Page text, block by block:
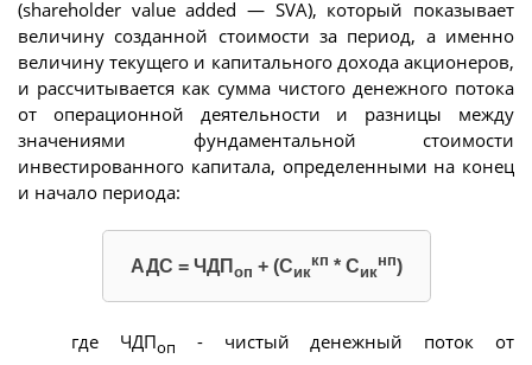
(shareholder value added — SVA), который показывает
величину созданной стоимости за период, а именно
величину текущего и капитального дохода акционеров,
и рассчитывается как сумма чистого денежного потока
от операционной деятельности и разницы между
значениями фундаментальной стоимости
инвестированного капитала, определенными на конец
и начало периода:
АДС = ЧДП оп + (Сик
кп * Сик
нп)
где ЧДПоп
- чистый денежный поток от